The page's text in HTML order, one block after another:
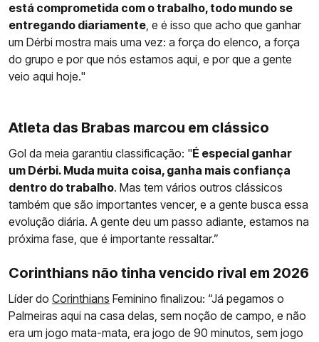
está comprometida com o trabalho, todo mundo se
entregando diariamente, e é isso que acho que ganhar
um Dérbi mostra mais uma vez: a força do elenco, a força
do grupo e por que nós estamos aqui, e por que a gente
veio aqui hoje."
Atleta das Brabas marcou em clássico
Gol da meia garantiu classificação: "É especial ganhar
um Dérbi. Muda muita coisa, ganha mais confiança
dentro do trabalho. Mas tem vários outros clássicos
também que são importantes vencer, e a gente busca essa
evolução diária. A gente deu um passo adiante, estamos na
próxima fase, que é importante ressaltar.”
Corinthians não tinha vencido rival em 2026
Líder do Corinthians Feminino finalizou: “Já pegamos o
Palmeiras aqui na casa delas, sem noção de campo, e não
era um jogo mata-mata, era jogo de 90 minutos, sem jogo